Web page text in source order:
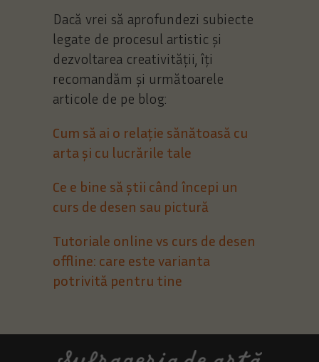
Dacă vrei să aprofundezi subiecte
legate de procesul artistic și
dezvoltarea creativității, îți
recomandăm și următoarele
articole de pe blog:
Cum să ai o relație sănătoasă cu
arta și cu lucrările tale
Ce e bine să știi când începi un
curs de desen sau pictură
Tutoriale online vs curs de desen
offline: care este varianta
potrivită pentru tine